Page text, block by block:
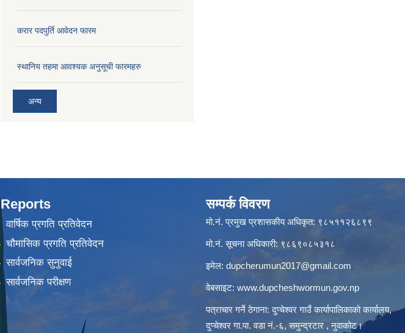
करार पदपुर्ति आवेदन फारम
स्थानिय तहमा आवश्यक अनुसूची फारमहरु
अन्य
Reports
वार्षिक प्रगति प्रतिवेदन
चौमासिक प्रगति प्रतिवेदन
सार्वजनिक सुनुवाई
सार्वजनिक परीक्षण
सम्पर्क विवरण
मो.नं. प्रमुख प्रशासकीय अधिकृत: ९८५११२६८९९
मो.नं. सूचना अधिकारी: ९८६९०८५३१८
इमेल: dupcherumun2017@gmail.com
वेबसाइट: www.dupcheshwormun.gov.np
पत्राचार गर्ने ठेगाना: दुप्चेश्वर गाउँ कार्यापालिकाको कार्यालय,
दुप्चेश्वर गा.पा. वडा नं.-६, समुन्द्रटार , नुवाकोट।